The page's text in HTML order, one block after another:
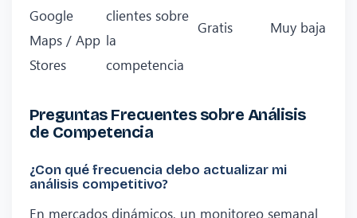
Google
Maps / App
Stores
clientes sobre
la
competencia
Gratis Muy baja
Preguntas Frecuentes sobre Análisis
de Competencia
¿Con qué frecuencia debo actualizar mi
análisis competitivo?
En mercados dinámicos, un monitoreo semanal